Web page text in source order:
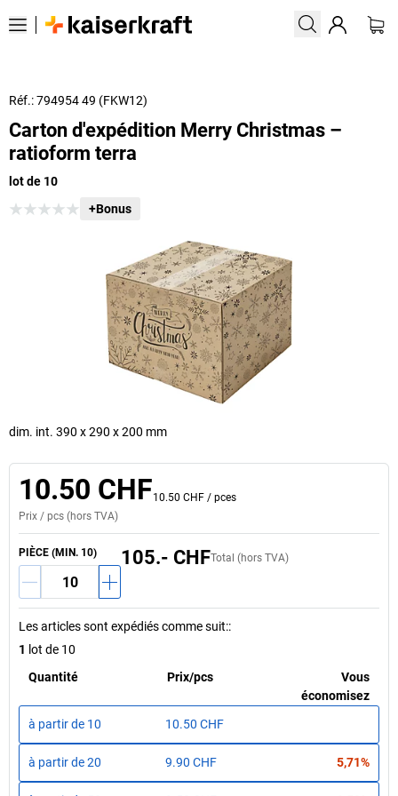
Réf.: 794954 49 (FKW12)
Carton d'expédition Merry Christmas –
ratioform terra
lot de 10
+Bonus
dim. int. 390 x 290 x 200 mm
10.50 CHF10.50 CHF / pces
Prix / pcs (hors TVA)
PIÈCE (MIN. 10) Total (hors TVA)
105.- CHF
Les articles sont expédiés comme suit::
1 lot de 10
Quantité
Prix/pcs
Vous
économisez
à partir de 10 10.50 CHF
à partir de20 9.90 CHF 5,71%